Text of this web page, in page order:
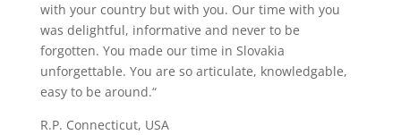
with your country but with you. Our time with you
was delightful, informative and never to be
forgotten. You made our time in Slovakia
unforgettable. You are so articulate, knowledgable,
easy to be around.“
R.P. Connecticut, USA